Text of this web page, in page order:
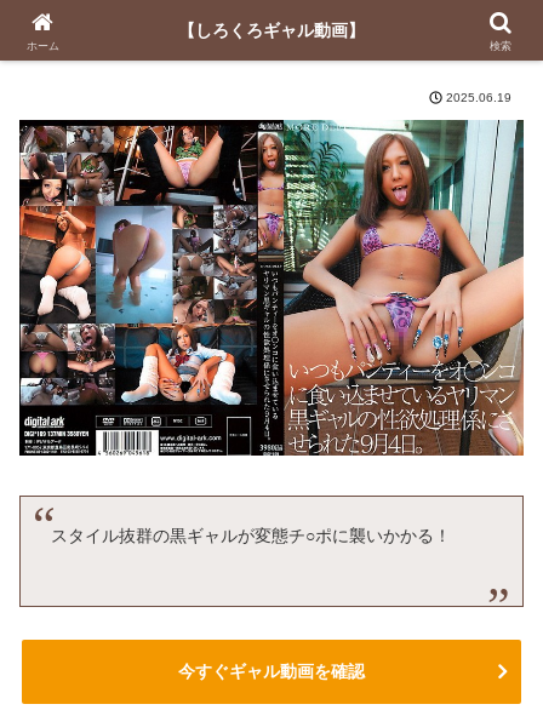
【しろくろギャル動画】
2025.06.19
スタイル抜群の黒ギャルが変態チ○ポに襲いかかる！
今すぐギャル動画を確認
ホーム
【しろくろギャル動画】
検索